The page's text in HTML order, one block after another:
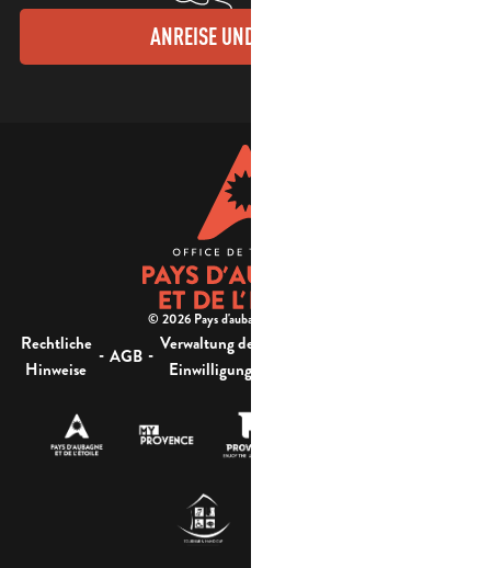
ANREISE UND KONTAKTE
© 2026 Pays d'aubagne et de l'étoile -
Rechtliche
Hinweise
- AGB - Verwaltung der
Einwilligung